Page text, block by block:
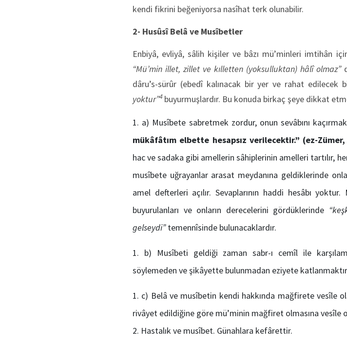
kendi fikrini beğeniyorsa nasîhat terk olunabilir.
2- Husûsî Belâ ve Musîbetler
Enbiyâ, evliyâ, sâlih kişiler ve bâzı mü’minleri imtihân
“Mü’min illet, zillet ve kılletten (yoksulluktan) hâlî olmaz”
dâru’s-sürûr (ebedî kalınacak bir yer ve rahat edilecek
yoktur”4 buyurmuşlardır. Bu konuda birkaç şeye dikkat
a) Musîbete sabretmek zordur, onun sevâbını
mükâfâtım elbette hesapsız verilecektir.” (ez-
hac ve sadaka gibi amellerin sâhiplerinin amelleri tartılır,
musîbete uğrayanlar arasat meydanına geldiklerinde
amel defterleri açılır. Sevaplarının haddi hesâbı
buyurulanları ve onların derecelerini gördüklerinde
gelseydi”temennîsinde bulunacaklardır.
b) Musîbeti geldiği zaman sabr-ı cemîl ile
söylemeden ve şikâyette bulunmadan eziyete
c) Belâ ve musîbetin kendi hakkında mağfirete vesîle
rivâyet edildiğine göre mü’minin mağfiret olmasına vesîle
Hastalık ve musîbet. Günahlara kefârettir.